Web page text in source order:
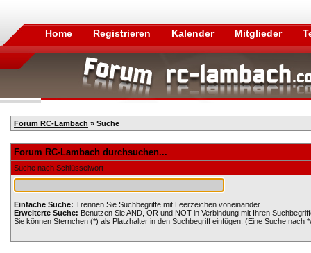
Home Registrieren Kalender Mitglieder
Forum RC-Lambach » Suche
Forum RC-Lambach durchsuchen...
Suche nach Schlüsselwort
Einfache Suche: Trennen Sie Suchbegriffe mit Leerzeichen voneinander.
Erweiterte Suche: Benutzen Sie AND, OR und NOT in Verbindung mit Ihren
Sie können Sternchen (*) als Platzhalter in den Suchbegriff einfügen. (Eine Suche nach